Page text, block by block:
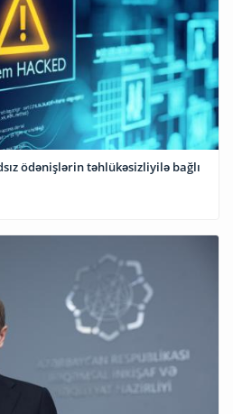
ödənişlərin təhlükəsizliyilə bağlı